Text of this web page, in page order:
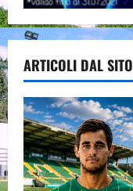
ARTICOLI DAL SITO